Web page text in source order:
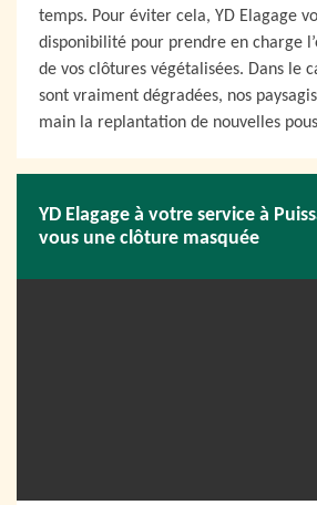
temps. Pour éviter cela, YD Elagage
disponibilité pour prendre en charge
de vos clôtures végétalisées. Dans le
sont vraiment dégradées, nos
main la replantation de nouvelles
YD Elagage à votre service à
vous une clôture masquée